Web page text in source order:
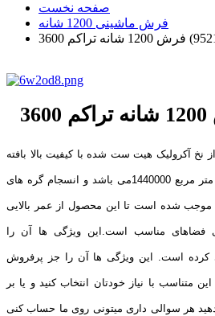
صفحه نخست
فرش ماشینی 1200 شانه
فرش 1200شانه با تراکم 3600 از نخ آکرولیک هیت ست شده با کیفیت بالا بافته
شده است. و تراکم گره در هر متر مربع 1440000می باشد و انسجام گره های
شده است تا این محصول از عمر بالایی
فضاهای مناسب است.این ویژگی ها آن را
است. این ویژگی ها آن را جز پرفروش
با نیاز خودتان انتخاب کنید و یا بر
هر سوالی داری میتونی روی ما حساب کنی